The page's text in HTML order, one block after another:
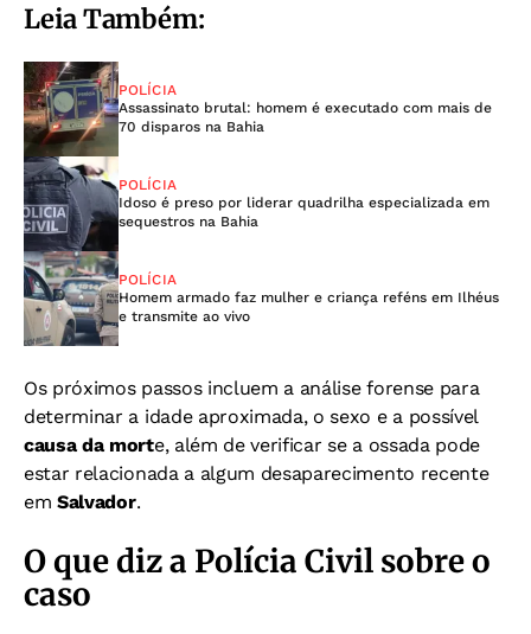
Leia Também:
POLÍCIA
Assassinato brutal: homem é executado com mais de
70 disparos na Bahia
POLÍCIA
Idoso é preso por liderar quadrilha especializada em
sequestros na Bahia
POLÍCIA
Homem armado faz mulher e criança reféns em Ilhéus
e transmite ao vivo
Os próximos passos incluem a análise forense para
determinar a idade aproximada, o sexo e a possível
causa da morte, além de verificar se a ossada pode
estar relacionada a algum desaparecimento recente
emSalvador.
O que diz a Polícia Civil sobre o
caso